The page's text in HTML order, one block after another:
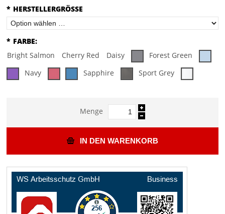
* HERSTELLERGRÖSSE
* FARBE:
Bright Salmon
Cherry Red Daisy
Forest Green
Navy
Sapphire Sport Grey
Menge
IN DEN WARENKORB